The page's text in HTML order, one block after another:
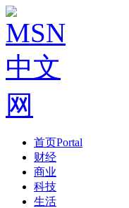
首页Portal
财经
商业
科技
生活